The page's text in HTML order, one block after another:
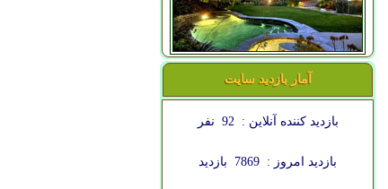
آمار بازدید سایت
بازدید کننده آنلاین : 92 نفر
بازدید امروز : 7869 بازدید